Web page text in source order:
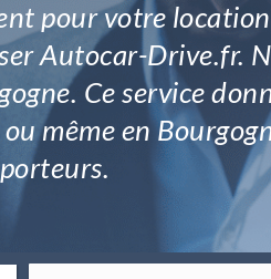
pour votre
Autocar-Drive.fr.
Ce service
même en